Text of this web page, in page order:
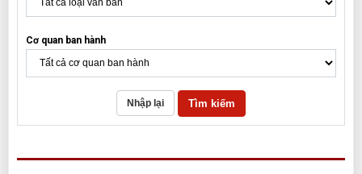
Cơ quan ban hành
Nhập lại Tìm kiếm